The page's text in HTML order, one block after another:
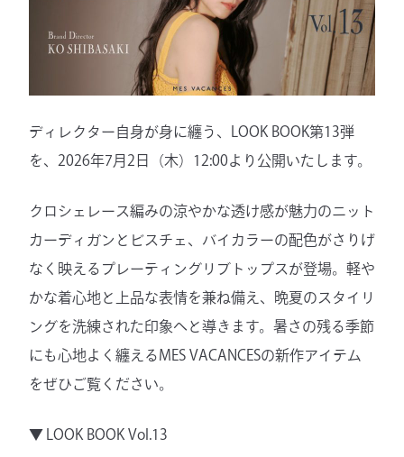
ディレクター自身が身に纏う、LOOK BOOK第13弾
を、2026年7月2日（木）12:00より公開いたします。
クロシェレース編みの涼やかな透け感が魅力のニット
カーディガンとビスチェ、バイカラーの配色がさりげ
なく映えるプレーティングリブトップスが登場。軽や
かな着心地と上品な表情を兼ね備え、晩夏のスタイリ
ングを洗練された印象へと導きます。暑さの残る季節
にも心地よく纏えるMES VACANCESの新作アイテム
をぜひご覧ください。
▼ LOOK BOOK Vol.13